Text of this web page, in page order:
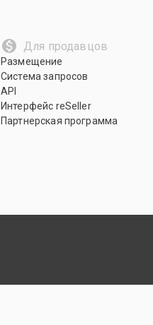
Для продавцов
Размещение
Система запросов
API
Интерфейс reSeller
Партнерская программа